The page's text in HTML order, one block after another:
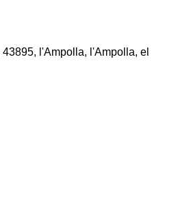
l'Ampolla, l'Ampolla, el